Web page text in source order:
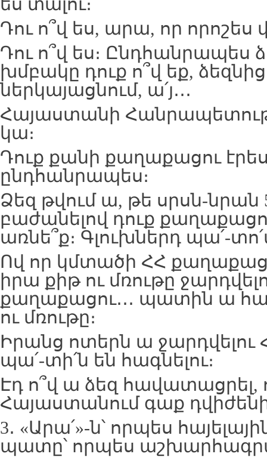
ես տալու։
Դու ո՞վ ես, արա, որ
Դու ո՞վ ես։ Ընդհանրապես
խմբակը դուք ո՞վ եք, ձեզնից
ներկայացնում, ա՛յ․․․
Հայաստանի
կա։
Դուք քանի քաղաքացու
ընդհանրապես։
Ձեզ թվում ա, թե սրսն-
բաժանելով դուք
առնե՞ք։ Գլուխներդ պա՛-
Ով որ կմտածի ՀՀ
իրա քիթ ու մռութը
քաղաքացու․․․ պատին ա
ու մռութը։
Իրանց ոտերն ա
պա՛-տի՛ն են հագնելու։
Էդ ո՞վ ա ձեզ հավատացրել,
Հայաստանում գաք
3․ «Արա՛»-ն՝ որպես
պատը՝ որպես